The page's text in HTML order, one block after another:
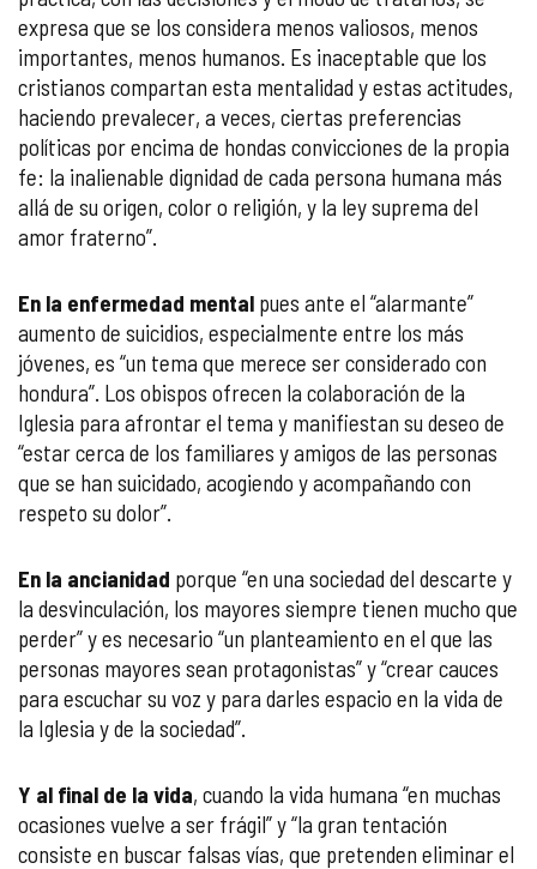
expresa que se los considera menos valiosos, menos
importantes, menos humanos. Es inaceptable que los
cristianos compartan esta mentalidad y estas actitudes,
haciendo prevalecer, a veces, ciertas preferencias
políticas por encima de hondas convicciones de la propia
fe: la inalienable dignidad de cada persona humana más
allá de su origen, color o religión, y la ley suprema del
amor fraterno”.
En la enfermedad mental pues ante el “alarmante”
aumento de suicidios, especialmente entre los más
jóvenes, es “un tema que merece ser considerado con
hondura”. Los obispos ofrecen la colaboración de la
Iglesia para afrontar el tema y manifiestan su deseo de
“estar cerca de los familiares y amigos de las personas
que se han suicidado, acogiendo y acompañando con
respeto su dolor”.
En la ancianidad porque “en una sociedad del descarte y
la desvinculación, los mayores siempre tienen mucho que
perder” y es necesario “un planteamiento en el que las
personas mayores sean protagonistas” y “crear cauces
para escuchar su voz y para darles espacio en la vida de
la Iglesia y de la sociedad”.
Y al final de la vida, cuando la vida humana “en muchas
ocasiones vuelve a ser frágil” y “la gran tentación
consiste en buscar falsas vías, que pretenden eliminar el